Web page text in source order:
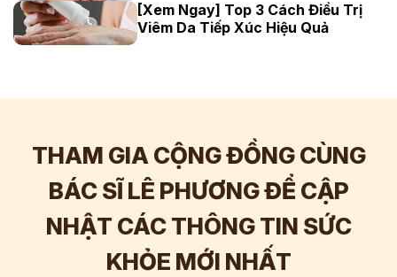
[Xem Ngay] Top 3 Cách Điều Trị
Viêm Da Tiếp Xúc Hiệu Quả
THAM GIA CỘNG ĐỒNG CÙNG
BÁC SĨ LÊ PHƯƠNG ĐỂ CẬP
NHẬT CÁC THÔNG TIN SỨC
KHỎE MỚI NHẤT